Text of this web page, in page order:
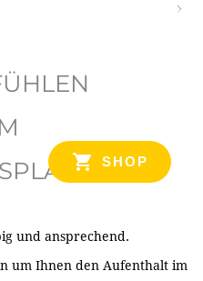
SHOP
und ansprechend.
um Ihnen den Aufenthalt im